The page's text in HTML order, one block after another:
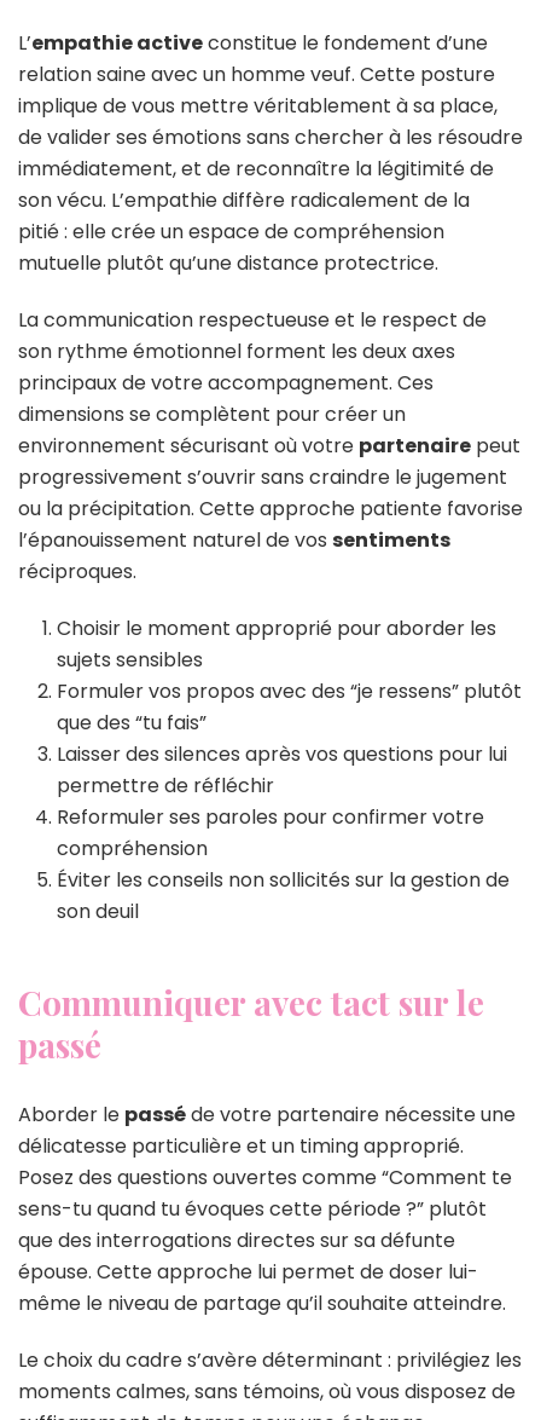
L’empathie activeconstitue le fondement d’une
relation saine avec un homme veuf. Cette posture
implique de vous mettre véritablement à sa place,
de valider ses émotions sans chercher à les résoudre
immédiatement, et de reconnaître la légitimité de
son vécu. L’empathie diffère radicalement de la
pitié : elle crée un espace de compréhension
mutuelle plutôt qu’une distance protectrice.
La communication respectueuse et le respect de
son rythme émotionnel forment les deux axes
principaux de votre accompagnement. Ces
dimensions se complètent pour créer un
environnement sécurisant où votre partenaire peut
progressivement s’ouvrir sans craindre le jugement
ou la précipitation. Cette approche patiente favorise
l’épanouissement naturel de vos sentiments
réciproques.
Choisir le moment approprié pour aborder les
sujets sensibles
Formuler vos propos avec des “je ressens” plutôt
que des “tu fais”
Laisser des silences après vos questions pour lui
permettre de réfléchir
Reformuler ses paroles pour confirmer votre
compréhension
Éviter les conseils non sollicités sur la gestion de
son deuil
Communiquer avec tact sur le
passé
Aborder le passéde votre partenaire nécessite une
délicatesse particulière et un timing approprié.
Posez des questions ouvertes comme “Comment te
sens-tu quand tu évoques cette période ?” plutôt
que des interrogations directes sur sa défunte
épouse. Cette approche lui permet de doser lui-
même le niveau de partage qu’il souhaite atteindre.
Le choix du cadre s’avère déterminant : privilégiez les
moments calmes, sans témoins, où vous disposez de